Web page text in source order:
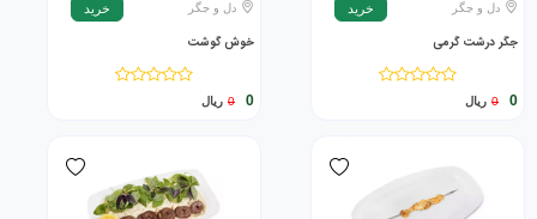
دل و جگر خرید
جگر درشت گرمی
0
0 ریال
دل و جگر خرید
خوش گوشت
0
0 ریال